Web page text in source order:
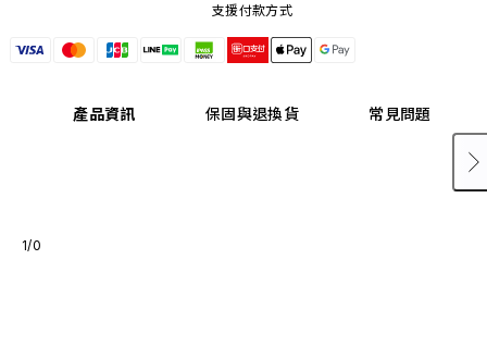
支援付款方式
產品資訊 保固與退換貨 常見問題
1/0